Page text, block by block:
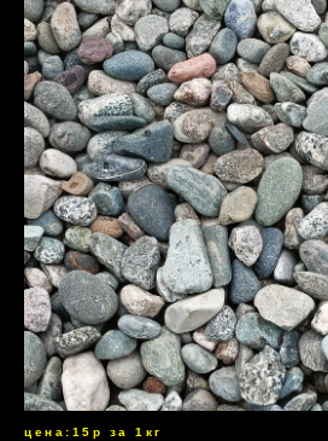
цена:15р за 1кг